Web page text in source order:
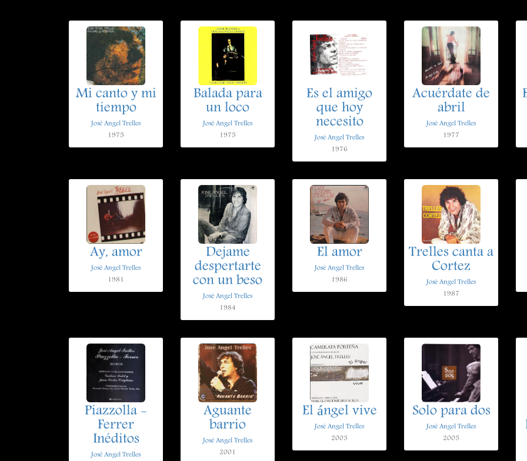
Mi canto y mi
tiempo
José Angel Trelles
1975
Balada para
un loco
José Angel Trelles
1975
Es el amigo
que hoy
necesito
José Angel Trelles
1976
Acuérdate de
abril
José Angel Trelles
1977
Ay, amor
José Angel Trelles
1981
Dejame
despertarte
con un beso
José Angel Trelles
1984
El amor
José Angel Trelles
1986
Trelles canta a
Cortez
José Angel Trelles
1987
Piazzolla -
Ferrer
Inéditos
José Angel Trelles
Aguante
barrio
José Angel Trelles
2001
El ángel vive
José Angel Trelles
2003
Solo para dos
José Angel Trelles
2005